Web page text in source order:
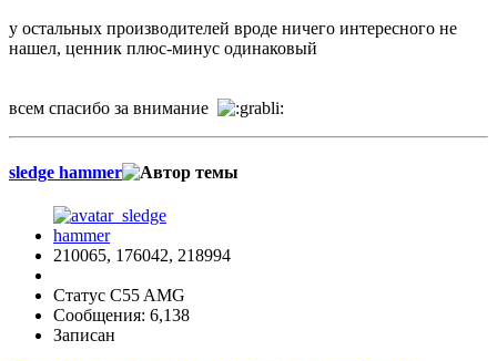
у остальных производителей вроде ничего интересного не
нашел, ценник плюс-минус одинаковый
всем спасибо за внимание
sledge hammer
210065, 176042, 218994
Статус C55 AMG
Сообщения: 6,138
Записан